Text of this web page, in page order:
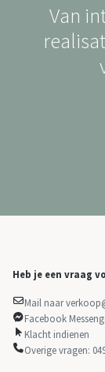
Van
Heb je een vraag
Mail naar
Facebook
Klacht indienen
Overige vragen: